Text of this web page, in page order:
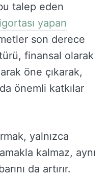
talep eden
yapan
son derece
finansal olarak
öne çıkarak,
önemli katkılar
yalnızca
kalmaz, aynı
da artırır.